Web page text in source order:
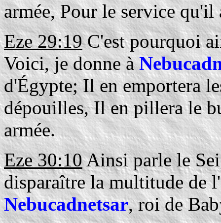
armée, Pour le service
Eze 29:19C'est pourquoi
Voici, je donne à
d'Égypte; Il en emportera
dépouilles, Il en pillera le
armée.
Eze 30:10Ainsi parle le
disparaître la multitude de
Nebucadnetsar, roi de